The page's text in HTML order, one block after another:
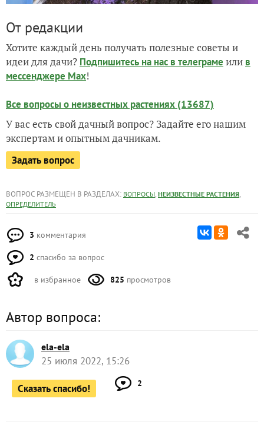
От редакции
Хотите каждый день получать полезные советы и
идеи для дачи? Подпишитесь на нас в телеграме или в
мессенджере Max!
Все вопросы о неизвестных растениях (13687)
У вас есть свой дачный вопрос? Задайте его нашим
экспертам и опытным дачникам.
Задать вопрос
ВОПРОС РАЗМЕЩЕН В РАЗДЕЛАХ: ВОПРОСЫ, НЕИЗВЕСТНЫЕ РАСТЕНИЯ,
ОПРЕДЕЛИТЕЛЬ
3 комментария
2 спасибо за вопрос
в избранное 825 просмотров
Автор вопроса:
ela-ela
25 июля 2022, 15:26
Сказать спасибо! 2